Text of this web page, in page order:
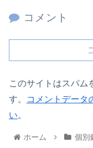
コメント
このサイトはスパム
す。
コメントデータ
い。
ホーム 個別